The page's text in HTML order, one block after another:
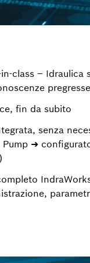
class – Idraulica
pregresse
fin da subito
senza
Pump ➜